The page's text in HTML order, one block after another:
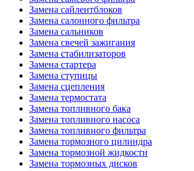
Замена сайлентблоков
Замена салонного фильтра
Замена сальников
Замена свечей зажигания
Замена стабилизаторов
Замена стартера
Замена ступицы
Замена сцепления
Замена термостата
Замена топливного бака
Замена топливного насоса
Замена топливного фильтра
Замена тормозного цилиндра
Замена тормозной жидкости
Замена тормозных дисков